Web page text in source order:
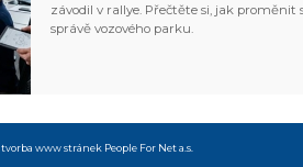
závodil v rallye. Přečtěte si, jak proměnit
správě vozového parku.
tvorba www stránek People For Net a.s.